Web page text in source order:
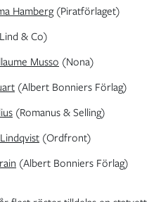
Hamberg(Piratförlaget)
& Co)
Musso (Nona)
(Albert Bonniers Förlag)
(Romanus & Selling)
(Ordfront)
(Albert Bonniers Förlag)